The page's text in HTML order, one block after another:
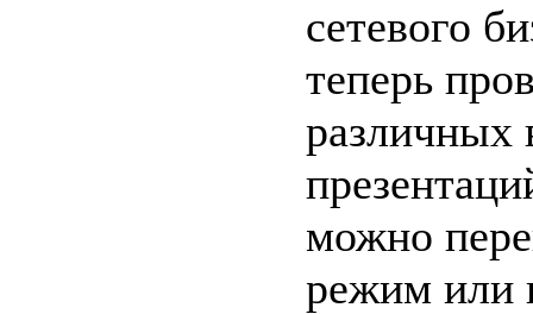
сетевого
теперь
различных
можно
режим или